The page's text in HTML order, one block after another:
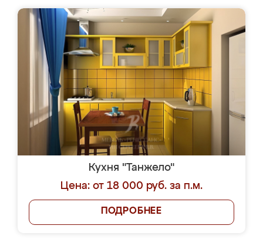
Кухня "Танжело"
Цена: от 18 000 руб. за п.м.
ПОДРОБНЕЕ